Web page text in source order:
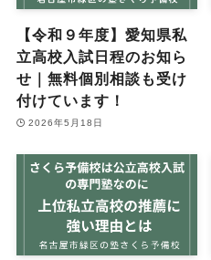
【令和９年度】愛知県私
立高校入試日程のお知ら
せ｜無料個別相談も受け
付けています！
2026年5月18日